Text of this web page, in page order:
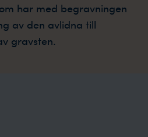
har med begravningen
av den avlidna till
gravsten.